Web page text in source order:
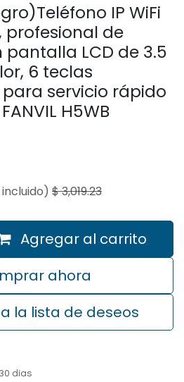
IP WiFi
profesional de
LCD de 3.5
6 teclas
servicio rápido
H5WB
$3,019.23
Agregar al carrito
ahora
la lista de deseos
días